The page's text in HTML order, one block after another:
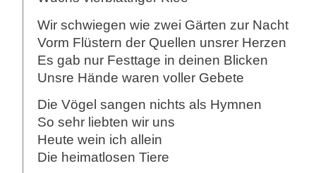
Wir schwiegen wie zwei Gärten zur Nacht
Vorm Flüstern der Quellen unsrer Herzen
Es gab nur Festtage in deinen Blicken
Unsre Hände waren voller Gebete
Die Vögel sangen nichts als Hymnen
So sehr liebten wir uns
Heute wein ich allein
Die heimatlosen Tiere